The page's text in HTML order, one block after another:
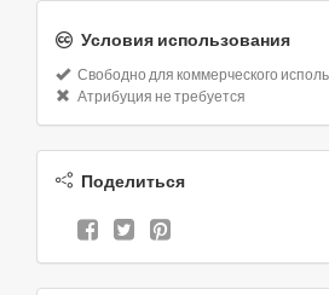
Условия использования
Свободно для коммерческого
Атрибуция не требуется
Поделиться